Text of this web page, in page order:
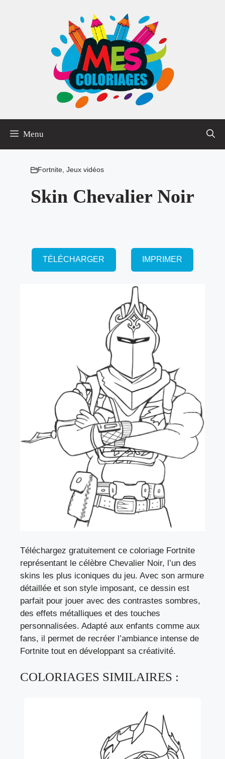
Menu
Fortnite, Jeux vidéos
Skin Chevalier Noir
TÉLÉCHARGER IMPRIMER
Téléchargez gratuitement ce coloriage Fortnite
représentant le célèbre Chevalier Noir, l’un des
skins les plus iconiques du jeu. Avec son armure
détaillée et son style imposant, ce dessin est
parfait pour jouer avec des contrastes sombres,
des effets métalliques et des touches
personnalisées. Adapté aux enfants comme aux
fans, il permet de recréer l’ambiance intense de
Fortnite tout en développant sa créativité.
COLORIAGES SIMILAIRES :